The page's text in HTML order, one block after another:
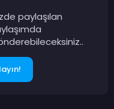
paylaşılan